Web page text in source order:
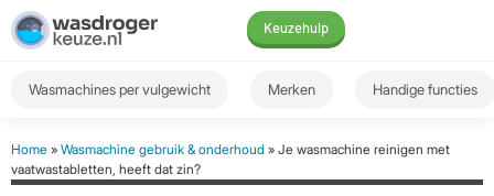
Keuzehulp
Wasmachines per vulgewicht Merken Handige functies
Home » Wasmachine gebruik & onderhoud » Je wasmachine reinigen met
vaatwastabletten, heeft dat zin?